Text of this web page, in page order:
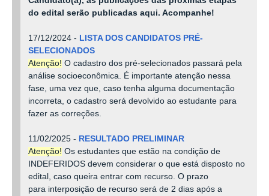
do edital serão publicadas aqui. Acompanhe!
17/12/2024 - LISTA DOS CANDIDATOS PRÉ-
SELECIONADOS
Atenção! O cadastro dos pré-selecionados passará pela
análise socioeconômica. É importante atenção nessa
fase, uma vez que, caso tenha alguma documentação
incorreta, o cadastro será devolvido ao estudante para
fazer as correções.
11/02/2025 - RESULTADO PRELIMINAR
Atenção! Os estudantes que estão na condição de
INDEFERIDOS devem considerar o que está disposto no
edital, caso queira entrar com recurso. O prazo
para interposição de recurso será de 2 dias após a